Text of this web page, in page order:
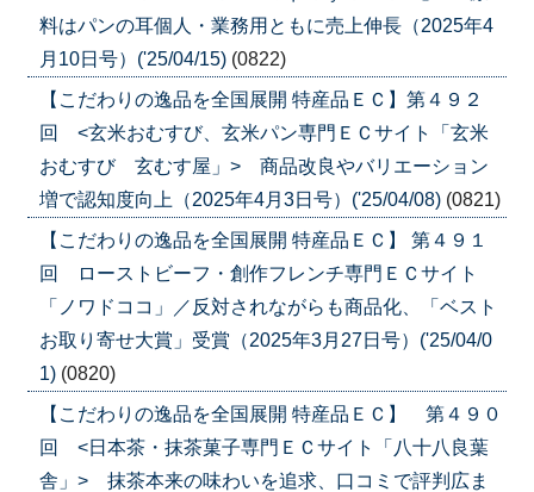
料はパンの耳個人・業務用ともに売上伸長（2025年4
月10日号）('25/04/15) (0822)
【こだわりの逸品を全国展開 特産品ＥＣ】第４９２
回 <玄米おむすび、玄米パン専門ＥＣサイト「玄米
おむすび 玄むす屋」> 商品改良やバリエーション
増で認知度向上（2025年4月3日号）('25/04/08) (0821)
【こだわりの逸品を全国展開 特産品ＥＣ】 第４９１
回 ローストビーフ・創作フレンチ専門ＥＣサイト
「ノワドココ」／反対されながらも商品化、「ベスト
お取り寄せ大賞」受賞（2025年3月27日号）('25/04/0
1) (0820)
【こだわりの逸品を全国展開 特産品ＥＣ】 第４９０
回 <日本茶・抹茶菓子専門ＥＣサイト「八十八良葉
舎」> 抹茶本来の味わいを追求、口コミで評判広ま